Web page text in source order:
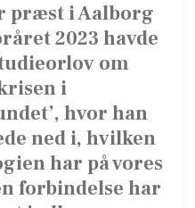
præst i Aalborg
2023 havde
om
i
hvor han
ned i, hvilken
har på vores
forbindelse har